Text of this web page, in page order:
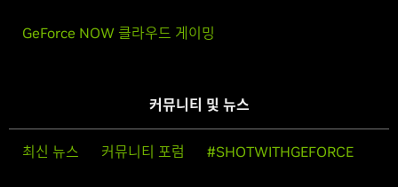
GeForce NOW 클라우드 게이밍
커뮤니티 및 뉴스
최신 뉴스 커뮤니티 포럼 #SHOTWITHGEFORCE